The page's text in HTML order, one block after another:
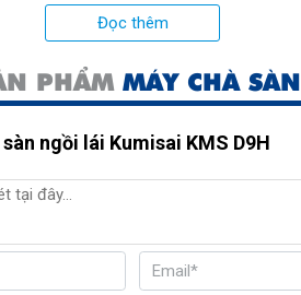
120
1220
sạch (L) 120
200
0-6.5
Đọc thêm
PHẨM MÁY CHÀ
ngồi lái Kumisai KMS D9H